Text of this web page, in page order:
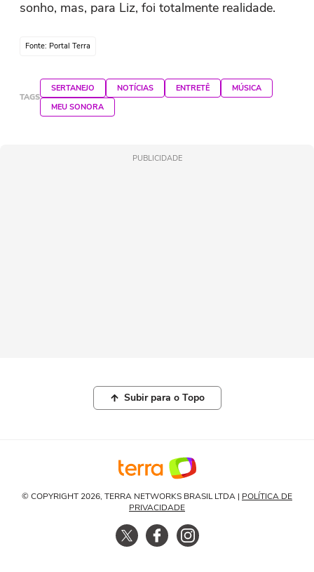
sonho, mas, para Liz, foi totalmente realidade.
Fonte: Portal Terra
TAGS
SERTANEJO NOTÍCIAS ENTRETÊ
MÚSICA
MEU SONORA
PUBLICIDADE
Subir para o Topo
© COPYRIGHT 2026, TERRA NETWORKS BRASIL LTDA | POLÍTICA DE
PRIVACIDADE